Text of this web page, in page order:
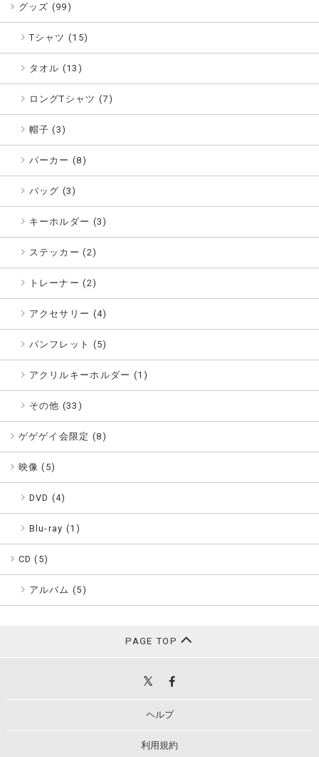
グッズ (99)
Tシャツ (15)
タオル (13)
ロングTシャツ (7)
帽子 (3)
パーカー (8)
バッグ (3)
キーホルダー (3)
ステッカー (2)
トレーナー (2)
アクセサリー (4)
パンフレット (5)
アクリルキーホルダー (1)
その他 (33)
ゲゲゲイ会限定 (8)
映像 ( 5)
DVD (4)
Blu-ray (1)
CD ( 5)
アルバム (5)
PAGE TOP
ヘルプ
利用規約